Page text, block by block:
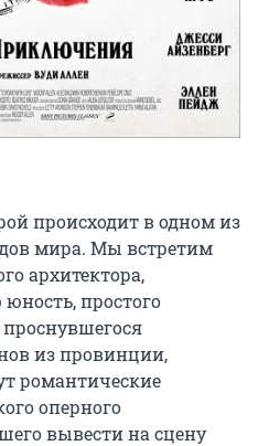
происходит в одном из
мира. Мы встретим
архитектора,
простого
из провинции,
романтические
оперного
вывести на сцену